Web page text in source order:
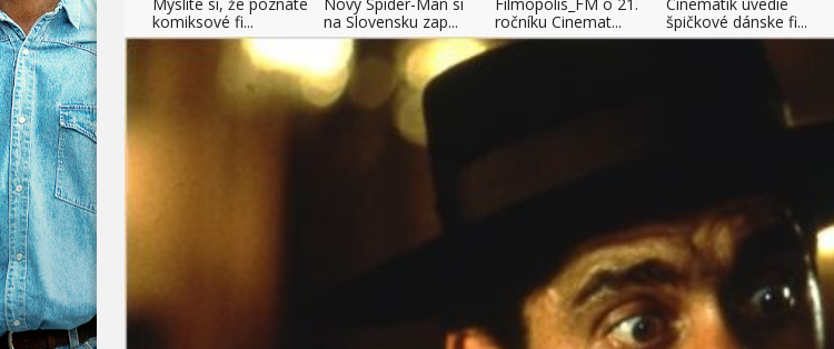
komiksové fi...
na Slovensku zap...
ročníku Cinemat...
špičkové dánske fi...